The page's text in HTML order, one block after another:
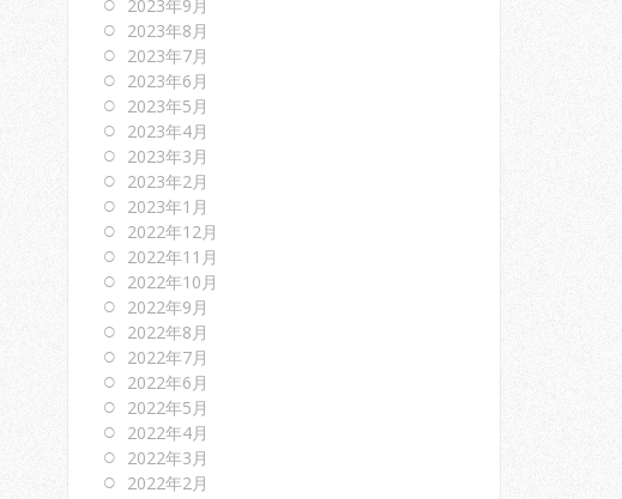
2023年9月
2023年8月
2023年7月
2023年6月
2023年5月
2023年4月
2023年3月
2023年2月
2023年1月
2022年12月
2022年11月
2022年10月
2022年9月
2022年8月
2022年7月
2022年6月
2022年5月
2022年4月
2022年3月
2022年2月